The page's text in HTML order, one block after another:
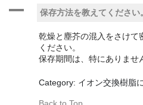
浴室用
全自動洗濯機用
全自動タイプ
A 保存方法を教えてください。
乾燥と塵芥の混入をさけて
ください。
保存期間は、特にありませ
Category: イオン交換樹脂